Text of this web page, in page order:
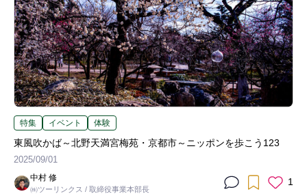
特集 イベント 体験
東風吹かば～北野天満宮梅苑・京都市～ニッポンを歩こう123
2025/09/01
中村 修
㈱ツーリンクス / 取締役事業本部長
1